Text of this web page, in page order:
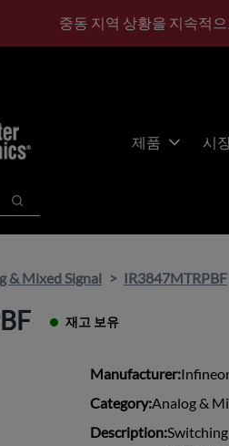
중동 지역 상황을 지속적
제품 시
검색
& Mixed Signal IR3847MTRPBF
재고 보유
Manufacturer:
Category:Analog &
Description: